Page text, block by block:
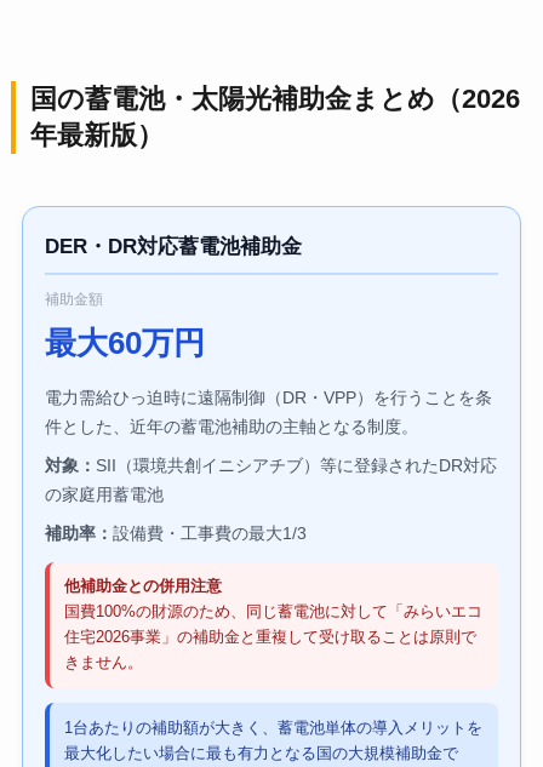
国の蓄電池・太陽光補助金まとめ（2026
年最新版）
DER・DR対応蓄電池補助金
補助金額
最大60万円
電力需給ひっ迫時に遠隔制御（DR・VPP）を行うことを条
件とした、近年の蓄電池補助の主軸となる制度。
対象： SII（環境共創イニシアチブ）等に登録されたDR対応
の家庭用蓄電池
補助率： 設備費・工事費の最大1/3
他補助金との併用注意
国費100%の財源のため、同じ蓄電池に対して「みらいエコ
住宅2026事業」の補助金と重複して受け取ることは原則で
きません。
1台あたりの補助額が大きく、蓄電池単体の導入メリットを
最大化したい場合に最も有力となる国の大規模補助金で